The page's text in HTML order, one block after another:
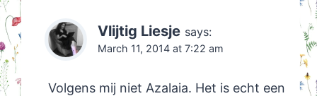
Vlijtig Liesje says:
March 11, 2014 at 7:22 am
Volgens mij niet Azalaia. Het is echt een